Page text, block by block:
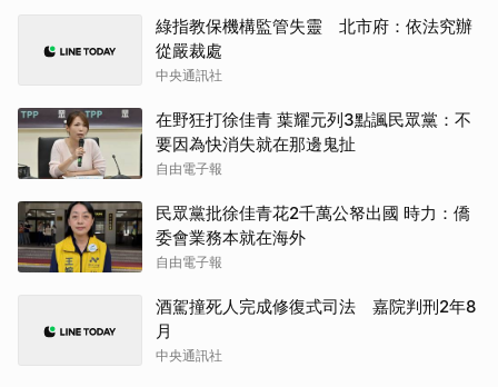
綠指教保機構監管失靈 北市府：依法究辦
從嚴裁處
中央通訊社
在野狂打徐佳青 葉耀元列3點諷民眾黨：不
要因為快消失就在那邊鬼扯
自由電子報
民眾黨批徐佳青花2千萬公帑出國 時力：僑
委會業務本就在海外
自由電子報
酒駕撞死人完成修復式司法 嘉院判刑2年8
月
中央通訊社